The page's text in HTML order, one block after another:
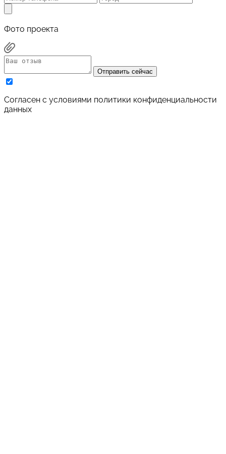
Фото проекта
Отправить сейчас
Cогласен с условиями политики конфиденциальности
данных